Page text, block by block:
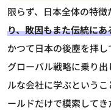
限らず、日本全体の特徴
り、敗因もまた伝統に
かつて日本の後塵を拝
グローバル戦略に乗り
ルな会社に学ぶという
ールドだけで模索してき